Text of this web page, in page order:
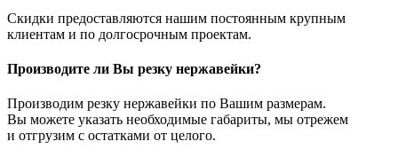
Скидки предоставляются нашим постоянным крупным
клиентам и по долгосрочным проектам.
Производите ли Вы резку нержавейки?
Производим резку нержавейки по Вашим размерам.
Вы можете указать необходимые габариты, мы отрежем
и отгрузим с остатками от целого.